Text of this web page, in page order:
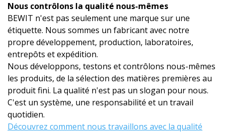
Nous contrôlons la qualité nous-mêmes
BEWIT n'est pas seulement une marque sur une
étiquette. Nous sommes un fabricant avec notre
propre développement, production, laboratoires,
entrepôts et expédition.
Nous développons, testons et contrôlons nous-mêmes
les produits, de la sélection des matières premières au
produit fini. La qualité n'est pas un slogan pour nous.
C'est un système, une responsabilité et un travail
quotidien.
Découvrez comment nous travaillons avec la qualité